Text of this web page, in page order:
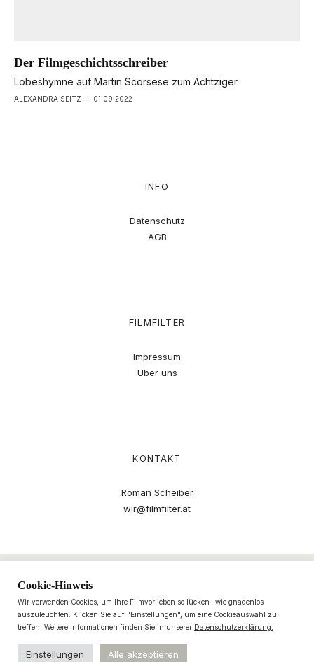
Der Filmgeschichtsschreiber
Lobeshymne auf Martin Scorsese zum Achtziger
ALEXANDRA SEITZ · 01.09.2022
INFO
Datenschutz
AGB
FILMFILTER
Impressum
Über uns
KONTAKT
Roman Scheiber
wir@filmfilter.at
Cookie-Hinweis
Wir verwenden Cookies, um Ihre Filmvorlieben so lücken- wie gnadenlos
auszuleuchten. Klicken Sie auf "Einstellungen", um eine Cookieauswahl zu
treffen. Weitere Informationen finden Sie in unserer Datenschutzerklärung.
Einstellungen Alle akzeptieren